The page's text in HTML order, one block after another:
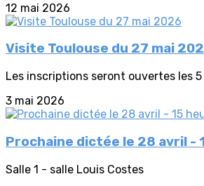
12 mai 2026
Visite Toulouse du 27 mai
Les inscriptions seront ouvertes les 5
3 mai 2026
Prochaine dictée le 28 avril -
Salle 1 - salle Louis Costes